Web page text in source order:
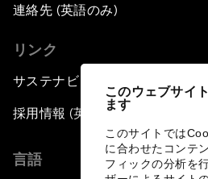
このウェブサイ
ます
このサイトでは
に合わせたコンテ
フィックの分析を
連絡先 (英語のみ)
リンク
サステナビリティへの取り組み
採用情報 (英語のみ)
言語